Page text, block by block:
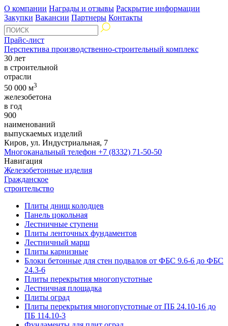
О компании Награды и отзывы Раскрытие информации
Закупки Вакансии Партнеры Контакты
Прайс-лист
Перспектива производственно-строительный комплекс
30 лет
в строительной
отрасли
50 000 м3
железобетона
в год
900
наименований
выпускаемых изделий
Киров, ул. Индустриальная, 7
Многоканальный телефон +7 (8332) 71-50-50
Навигация
Железобетонные изделия
Гражданское
строительство
Плиты днищ колодцев
Панель цокольная
Лестничные ступени
Плиты ленточных фундаментов
Лестничный марш
Плиты карнизные
Блоки бетонные для стен подвалов от ФБС 9.6-6 до ФБС
24.3-6
Плиты перекрытия многопустотные
Лестничная площадка
Плиты оград
Плиты перекрытия многопустотные от ПБ 24.10-16 до
ПБ 114.10-3